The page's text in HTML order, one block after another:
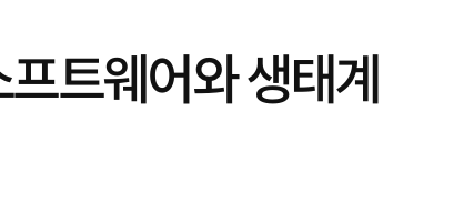
트웨어와 생태계